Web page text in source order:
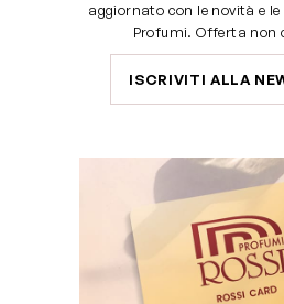
aggiornato con le novità e
Profumi. Offerta non
ISCRIVITI ALLA